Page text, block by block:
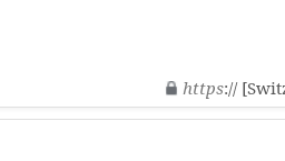
https://